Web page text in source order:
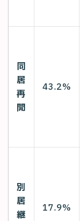
同
居
再
開
43.2%
別
居
継
17.9%